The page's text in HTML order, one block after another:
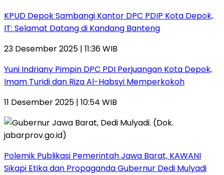
KPUD Depok Sambangi Kantor DPC PDIP Kota Depok,
IT: Selamat Datang di Kandang Banteng
23 Desember 2025 | 11:36 WIB
Yuni Indriany Pimpin DPC PDI Perjuangan Kota Depok,
Imam Turidi dan Riza Al-Habsyi Memperkokoh
11 Desember 2025 | 10:54 WIB
Polemik Publikasi Pemerintah Jawa Barat, KAWANI
Sikapi Etika dan Propaganda Gubernur Dedi Mulyadi